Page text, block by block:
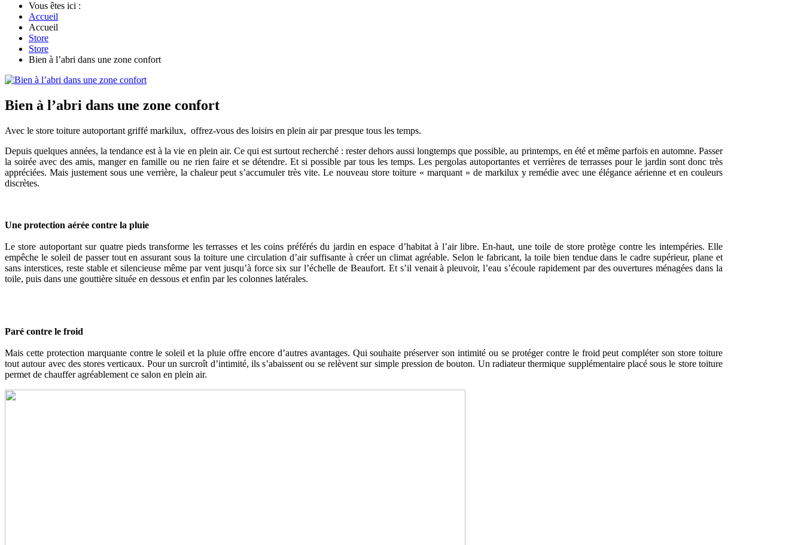
Vous êtes ici :
Accueil
Accueil
Store
Store
Bien à l’abri dans une zone confort
Bien à l’abri dans une zone confort
Avec le store toiture autoportant griffé markilux, offrez-vous des loisirs en plein air par presque tous les temps.
Depuis quelques années, la tendance est à la vie en plein air. Ce qui est surtout recherché : rester dehors aussi longtemps que possible, au printemps, en été et même parfois en automne. Passer
la soirée avec des amis, manger en famille ou ne rien faire et se détendre. Et si possible par tous les temps. Les pergolas autoportantes et verrières de terrasses pour le jardin sont donc très
appréciées. Mais justement sous une verrière, la chaleur peut s’accumuler très vite. Le nouveau store toiture « marquant » de markilux y remédie avec une élégance aérienne et en couleurs
discrètes.
Une protection aérée contre la pluie
Le store autoportant sur quatre pieds transforme les terrasses et les coins préférés du jardin en espace d’habitat à l’air libre. En-haut, une toile de store protège contre les intempéries. Elle
empêche le soleil de passer tout en assurant sous la toiture une circulation d’air suffisante à créer un climat agréable. Selon le fabricant, la toile bien tendue dans le cadre supérieur, plane et
sans interstices, reste stable et silencieuse même par vent jusqu’à force six sur l’échelle de Beaufort. Et s’il venait à pleuvoir, l’eau s’écoule rapidement par des ouvertures ménagées dans la
toile, puis dans une gouttière située en dessous et enfin par les colonnes latérales.
Paré contre le froid
Mais cette protection marquante contre le soleil et la pluie offre encore d’autres avantages. Qui souhaite préserver son intimité ou se protéger contre le froid peut compléter son store toiture
tout autour avec des stores verticaux. Pour un surcroît d’intimité, ils s’abaissent ou se relèvent sur simple pression de bouton. Un radiateur thermique supplémentaire placé sous le store toiture
permet de chauffer agréablement ce salon en plein air.